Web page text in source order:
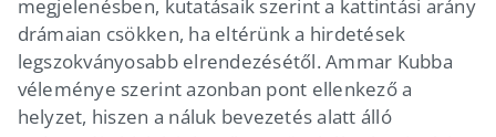
megjelenésben, kutatásaik szerint a kattintási arány
drámaian csökken, ha eltérünk a hirdetések
legszokványosabb elrendezésétől. Ammar Kubba
véleménye szerint azonban pont ellenkező a
helyzet, hiszen a náluk bevezetés alatt álló